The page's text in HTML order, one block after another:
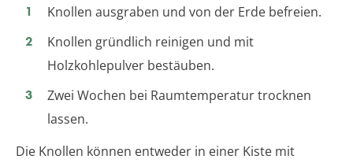
Knollen ausgraben und von der Erde befreien.
Knollen gründlich reinigen und mit
Holzkohlepulver bestäuben.
Zwei Wochen bei Raumtemperatur trocknen
lassen.
Die Knollen können entweder in einer Kiste mit